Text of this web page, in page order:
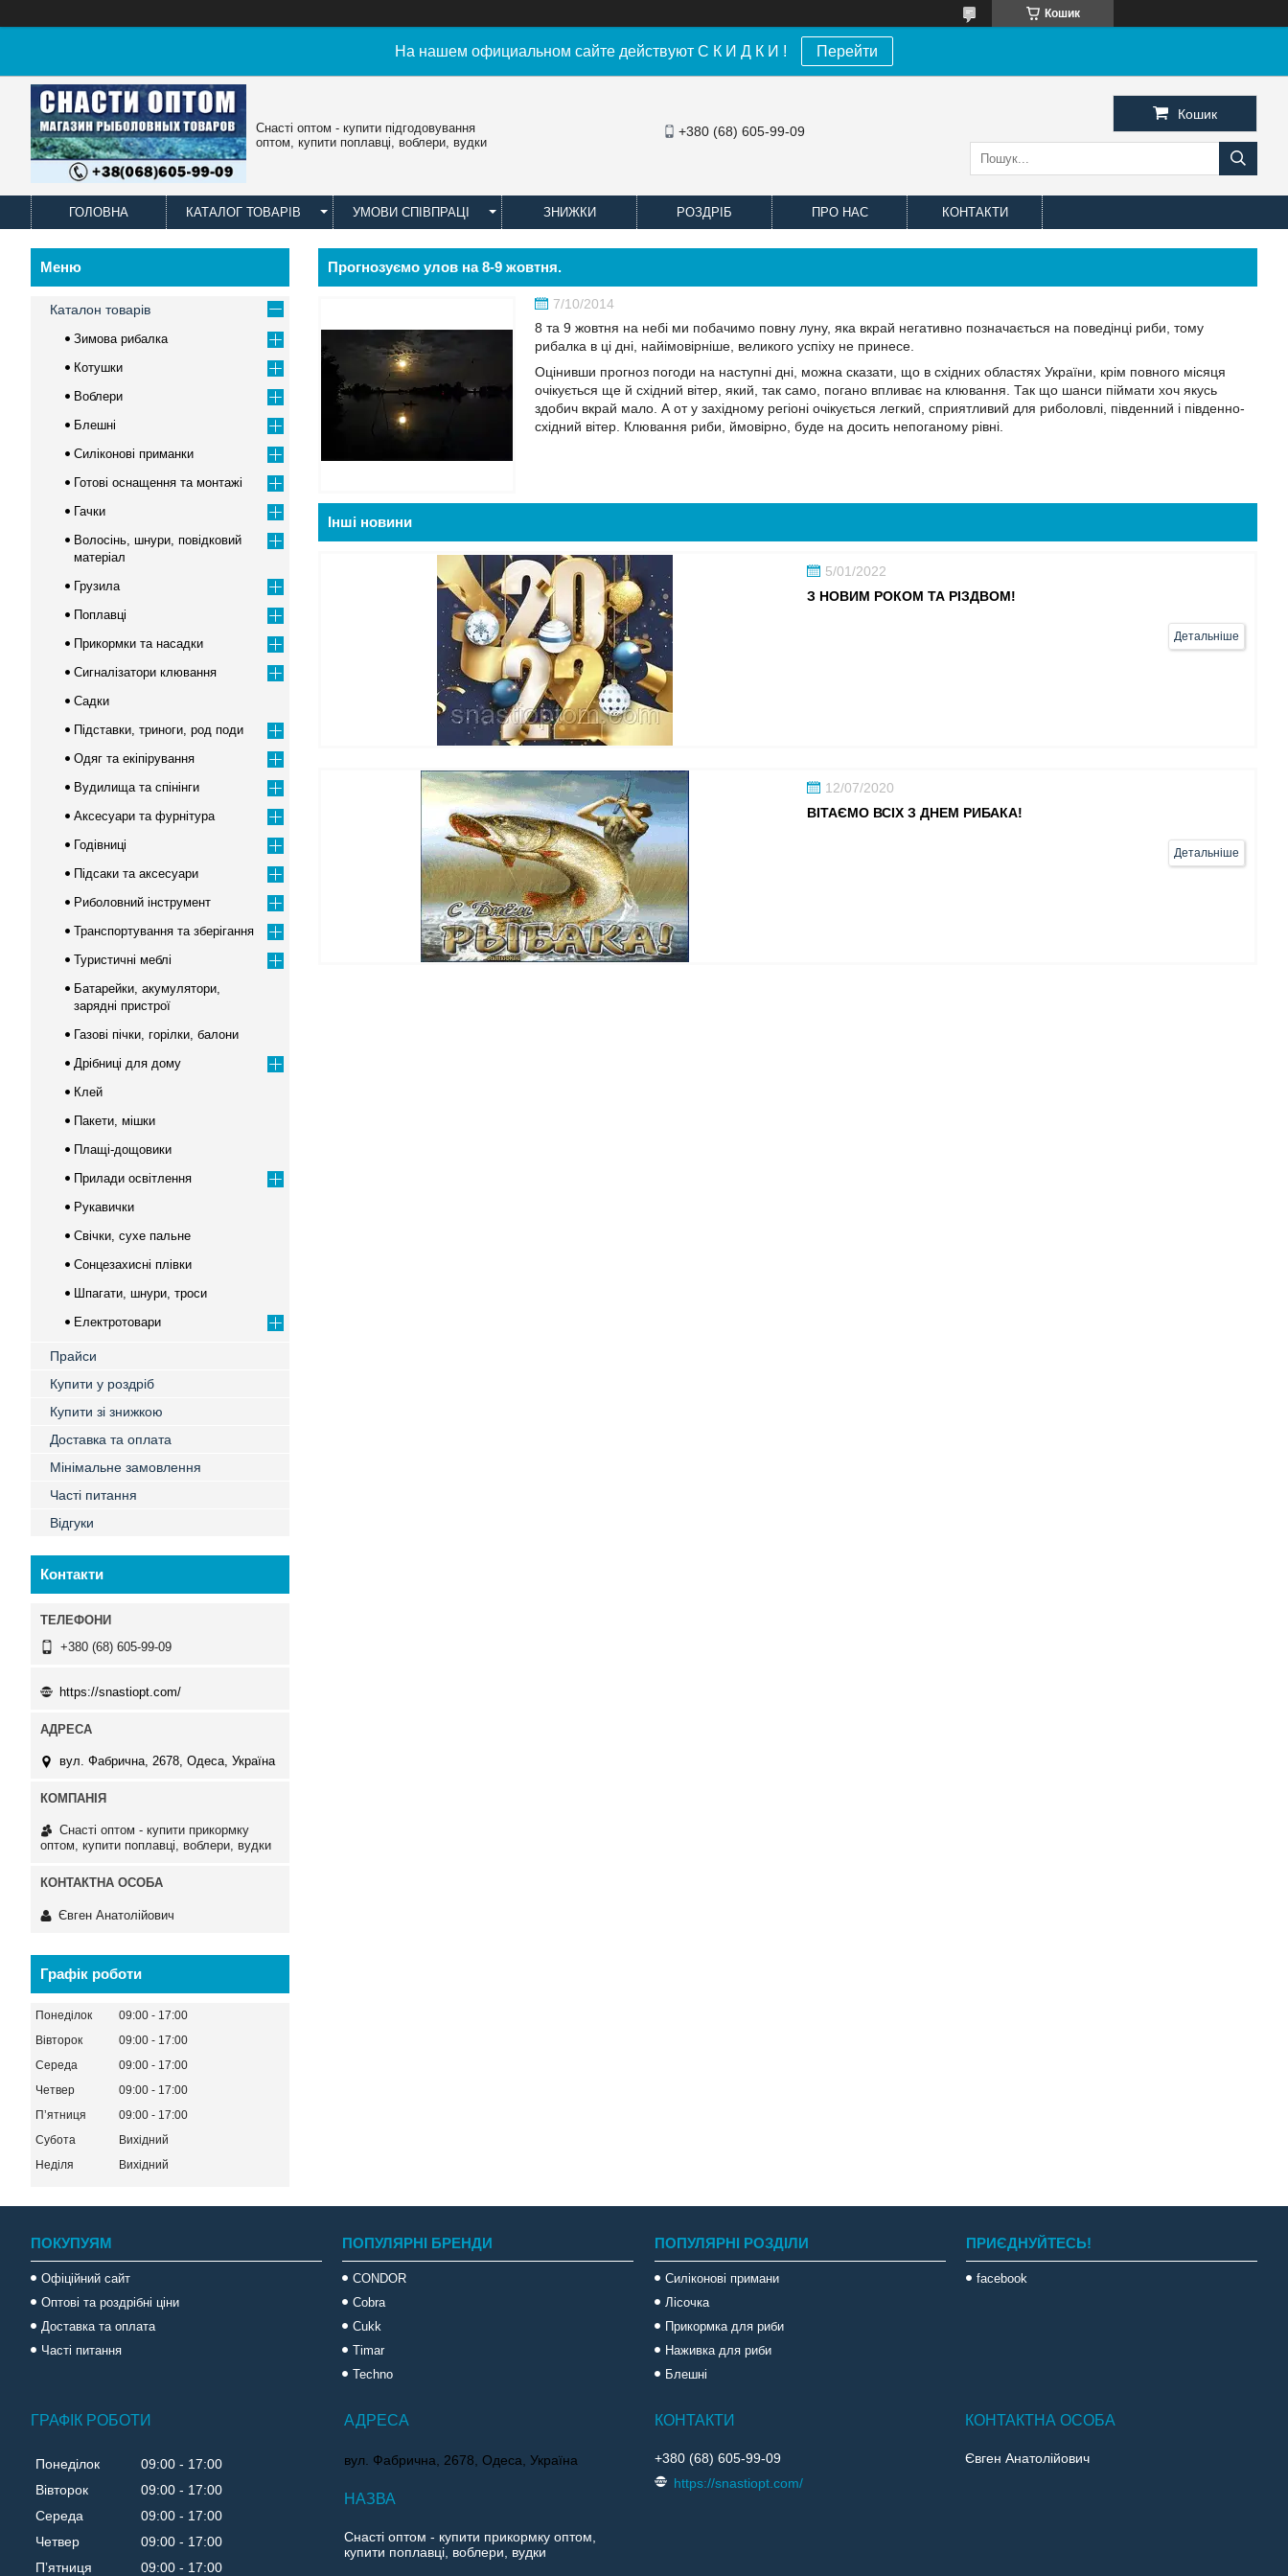
Кошик
На нашем официальном сайте действуют С К И Д К И ! Перейти
Снасті оптом - купити підгодовування
оптом, купити поплавці, воблери, вудки
+380 (68) 605-99-09
Кошик
ГОЛОВНА КАТАЛОГ ТОВАРІВ УМОВИ СПІВПРАЦІ ЗНИЖКИ РОЗДРІБ ПРО НАС КОНТАКТИ
Прогнозуємо улов на 8-9 жовтня.
7/10/2014
8 та 9 жовтня на небі ми побачимо повну луну, яка вкрай негативно позначається на поведінці риби, тому
рибалка в ці дні, найімовірніше, великого успіху не принесе.
Оцінивши прогноз погоди на наступні дні, можна сказати, що в східних областях України, крім повного місяця
очікується ще й східний вітер, який, так само, погано впливає на клювання. Так що шанси піймати хоч якусь
здобич вкрай мало. А от у західному регіоні очікується легкий, сприятливий для риболовлі, південний і південно-
східний вітер. Клювання риби, ймовірно, буде на досить непоганому рівні.
Інші новини
5/01/2022
З НОВИМ РОКОМ ТА РІЗДВОМ!
Детальніше
12/07/2020
ВІТАЄМО ВСІХ З ДНЕМ РИБАКА!
Детальніше
Каталон товарів
Зимова рибалка
Котушки
Воблери
Блешні
Силіконові приманки
Готові оснащення та монтажі
Гачки
Волосінь, шнури, повідковий
матеріал
Грузила
Поплавці
Прикормки та насадки
Сигналізатори клювання
Садки
Підставки, триноги, род поди
Одяг та екіпірування
Вудилища та спінінги
Аксесуари та фурнітура
Годівниці
Підсаки та аксесуари
Риболовний інструмент
Транспортування та зберігання
Туристичні меблі
Батарейки, акумулятори,
зарядні пристрої
Газові пічки, горілки, балони
Дрібниці для дому
Клей
Пакети, мішки
Плащі-дощовики
Прилади освітлення
Рукавички
Свічки, сухе пальне
Сонцезахисні плівки
Шпагати, шнури, троси
Електротовари
Прайси
Купити у роздріб
Купити зі знижкою
Доставка та оплата
Мінімальне замовлення
Часті питання
Відгуки
Контакти
+380 (68) 605-99-09
https://snastiopt.com/
вул. Фабрична, 2678, Одеса, Україна
Снасті оптом - купити прикормку
оптом, купити поплавці, воблери, вудки
Євген Анатолійович
Графік роботи
Понеділок 09:00
17:00
Вівторок
09:00
17:00
Середа
09:00
17:00
Четвер
09:00
17:00
Пʼятниця
09:00
17:00
Субота
Вихідний
Неділя
Вихідний
ПОКУПУЯМ
Офіційний сайт
Оптові та роздрібні ціни
Доставка та оплата
Часті питання
ПОПУЛЯРНІ БРЕНДИ
CONDOR
Cobra
Cukk
Timar
Techno
ПОПУЛЯРНІ РОЗДІЛИ
Силіконові примани
Лісочка
Прикормка для риби
Наживка для риби
Блешні
ПРИЄДНУЙТЕСЬ!
facebook
ГРАФІК РОБОТИ
Понеділок 09:00
17:00
Вівторок
09:00
17:00
Середа
09:00
17:00
Четвер
09:00
17:00
Пʼятниця
09:00 17:00
вул. Фабрична, 2678, Одеса, Україна
Снасті оптом - купити прикормку оптом,
купити поплавці, воблери, вудки
+380 (68) 605-99-09
https://snastiopt.com/
Євген Анатолійович